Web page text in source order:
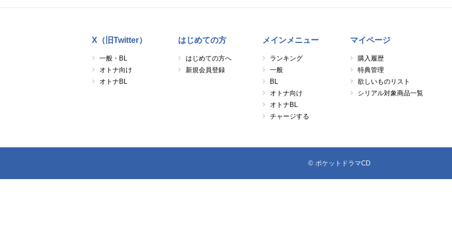
X（旧Twitter）
一般・BL
オトナ向け
オトナBL
はじめての方
はじめての方へ
新規会員登録
メインメニュー
ランキング
一般
BL
オトナ向け
オトナBL
チャージする
マイページ
購入履歴
特典管理
欲しいものリスト
シリアル対象商品一覧
© ポケットドラマCD